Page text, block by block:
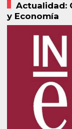
Actualidad:
y Economía